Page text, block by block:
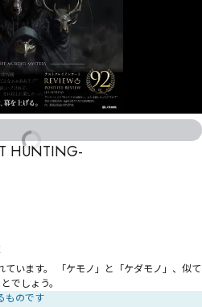
HUNTING-
います。 「ケモノ」と「ケダモノ」、似て
でしょう。
ものです